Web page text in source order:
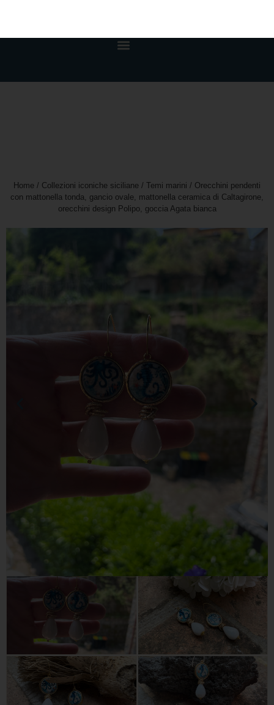
con mattonella tonda, gancio ovale, mattonella ceramica di Caltagirone,
orecchini design Polipo, goccia Agata bianca